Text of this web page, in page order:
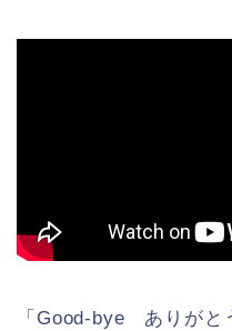
「Good-bye ありが